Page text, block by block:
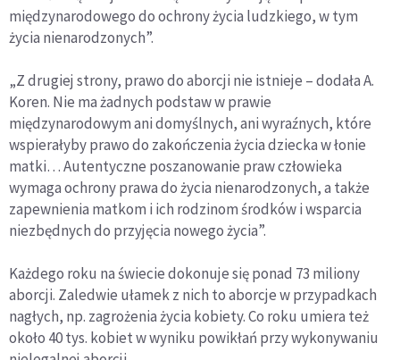
międzynarodowego do ochrony życia ludzkiego, w tym
życia nienarodzonych”.
„Z drugiej strony, prawo do aborcji nie istnieje – dodała A.
Koren. Nie ma żadnych podstaw w prawie
międzynarodowym ani domyślnych, ani wyraźnych, które
wspierałyby prawo do zakończenia życia dziecka w łonie
matki… Autentyczne poszanowanie praw człowieka
wymaga ochrony prawa do życia nienarodzonych, a także
zapewnienia matkom i ich rodzinom środków i wsparcia
niezbędnych do przyjęcia nowego życia”.
Każdego roku na świecie dokonuje się ponad 73 miliony
aborcji. Zaledwie ułamek z nich to aborcje w przypadkach
nagłych, np. zagrożenia życia kobiety. Co roku umiera też
około 40 tys. kobiet w wyniku powikłań przy wykonywaniu